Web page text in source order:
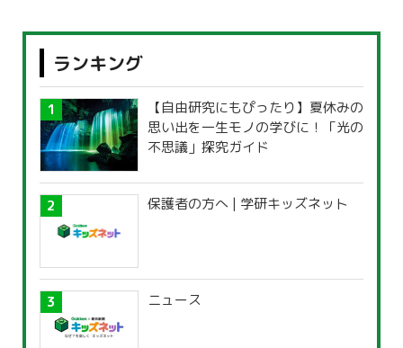
ランキング
【自由研究にもぴったり】夏休みの
思い出を一生モノの学びに！「光の
不思議」探究ガイド
保護者の方へ | 学研キッズネット
ニュース